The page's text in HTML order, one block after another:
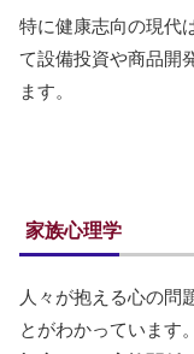
特に健康志向の現代
て設備投資や商品開
ます。
家族心理学
人々が抱える心の問
とがわかっています